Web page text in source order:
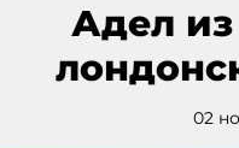
Адел
02